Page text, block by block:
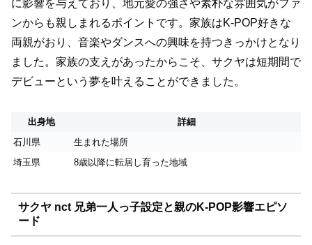
に影響を与えており、地元愛の強さや素朴な雰囲気がファ
ンからも親しまれるポイントです。家族はK-POP好きな
両親がおり、音楽やダンスへの興味を持つきっかけとなり
ました。家族の支えがあったからこそ、サクヤは短期間で
デビューという夢を叶えることができました。
出身地
詳細
石川県
生まれた場所
埼玉県
8歳以降に転居し育った地域
サクヤ nct 兄弟一人っ子設定と親のK-POP影響エピソ
ード